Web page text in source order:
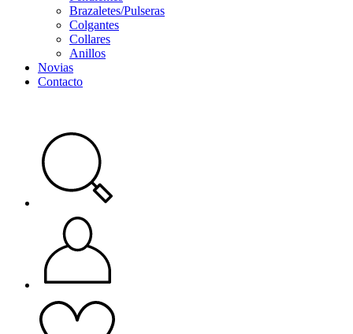
Brazaletes/Pulseras
Colgantes
Collares
Anillos
Novias
Contacto